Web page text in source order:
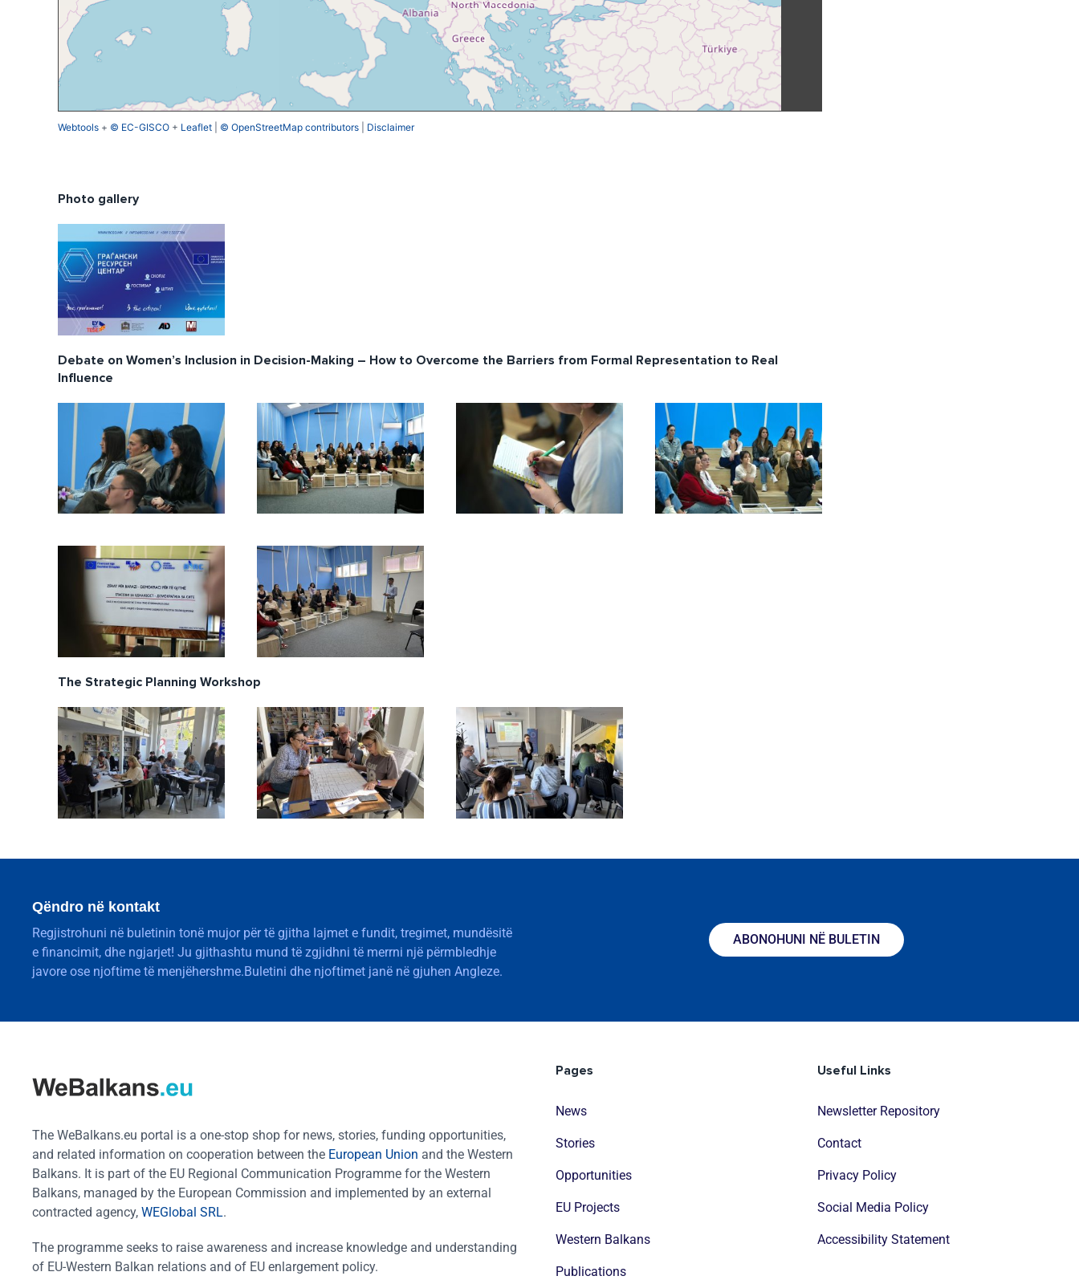
Webtools + © EC-GISCO + Leaflet © OpenStreetMap contributors Disclaimer
Photo gallery
Debate on Women’s Inclusion in Decision-Making – How to Overcome the Barriers from Formal Representation to Real
Influence
The Strategic Planning Workshop
Qëndro në kontakt
Regjistrohuni në buletinin tonë mujor për të gjitha lajmet e fundit, tregimet, mundësitë
e financimit, dhe ngjarjet! Ju gjithashtu mund të zgjidhni të merrni një përmbledhje
javore ose njoftime të menjëhershme.Buletini dhe njoftimet janë në gjuhen Angleze.
ABONOHUNI NË BULETIN
The WeBalkans.eu portal is a one-stop shop for news, stories, funding opportunities,
and related information on cooperation between the European Union and the Western
Balkans. It is part of the EU Regional Communication Programme for the Western
Balkans, managed by the European Commission and implemented by an external
contracted agency, WEGlobal SRL.
The programme seeks to raise awareness and increase knowledge and understanding
of EU-Western Balkan relations and of EU enlargement policy.
Pages
News
Stories
Opportunities
EU Projects
Western Balkans
Publications
Useful Links
Newsletter Repository
Contact
Privacy Policy
Social Media Policy
Accessibility Statement